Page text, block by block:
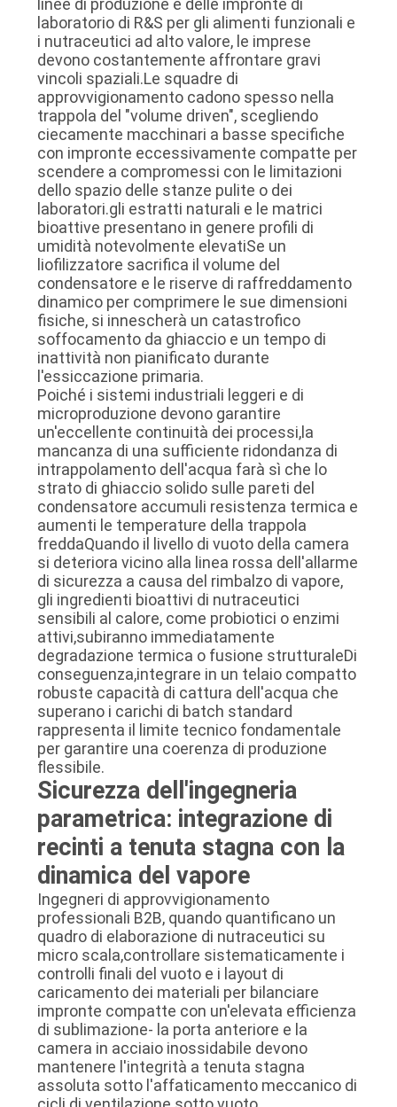
SULLA
PRIVACY
laboratorio di R&S per gli alimenti funzionali e
i nutraceutici ad alto valore, le imprese
devono costantemente affrontare gravi
vincoli spaziali.Le squadre di
approvvigionamento cadono spesso nella
trappola del "volume driven", scegliendo
ciecamente macchinari a basse specifiche
con impronte eccessivamente compatte per
scendere a compromessi con le limitazioni
dello spazio delle stanze pulite o dei
laboratori.gli estratti naturali e le matrici
bioattive presentano in genere profili di
umidità notevolmente elevatiSe un
liofilizzatore sacrifica il volume del
condensatore e le riserve di raffreddamento
dinamico per comprimere le sue dimensioni
fisiche, si innescherà un catastrofico
soffocamento da ghiaccio e un tempo di
inattività non pianificato durante
l'essiccazione primaria.
Poiché i sistemi industriali leggeri e di
microproduzione devono garantire
un'eccellente continuità dei processi,la
mancanza di una sufficiente ridondanza di
intrappolamento dell'acqua farà sì che lo
strato di ghiaccio solido sulle pareti del
condensatore accumuli resistenza termica e
aumenti le temperature della trappola
freddaQuando il livello di vuoto della camera
si deteriora vicino alla linea rossa dell'allarme
di sicurezza a causa del rimbalzo di vapore,
gli ingredienti bioattivi di nutraceutici
sensibili al calore, come probiotici o enzimi
attivi,subiranno immediatamente
degradazione termica o fusione strutturaleDi
conseguenza,integrare in un telaio compatto
robuste capacità di cattura dell'acqua che
superano i carichi di batch standard
rappresenta il limite tecnico fondamentale
per garantire una coerenza di produzione
flessibile.
Sicurezza dell'ingegneria
parametrica: integrazione di
recinti a tenuta stagna con la
dinamica del vapore
Ingegneri di approvvigionamento
professionali B2B, quando quantificano un
quadro di elaborazione di nutraceutici su
micro scala,controllare sistematicamente i
controlli finali del vuoto e i layout di
caricamento dei materiali per bilanciare
impronte compatte con un'elevata efficienza
di sublimazione- la porta anteriore e la
camera in acciaio inossidabile devono
mantenere l'integrità a tenuta stagna
assoluta sotto l'affaticamento meccanico di